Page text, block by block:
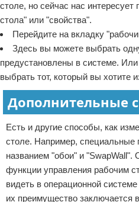
столе, но сейчас нас интересует
стола" или "свойства".
Перейдите на вкладку
Здесь вы можете выбрать
предустановлены в системе.
выбрать тот, который вы хотите
Дополнительные
Есть и другие способы, как
столе. Например, специальные
названием "обои" и
функции управления рабочим
видеть в операционной
их преимущество заключается